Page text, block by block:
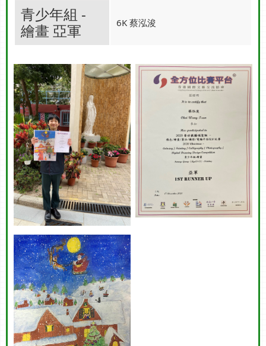
青少年組 -
繪畫 亞軍
6K 蔡泓浚